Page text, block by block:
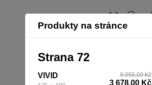
Produkty na stránce
Strana 72
VIVID 8 055,00 Kč
3 678,00 Kč